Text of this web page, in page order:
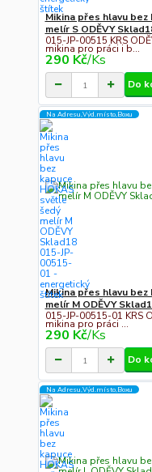
Mikina přes hlavu
melír S ODĚVY
015-JP-00515 KRS
mikina pro práci i b...
290 Kč/Ks
Do
Na Adresu,Výd.místo,Boxu
Mikina přes hlavu bez
melír M ODĚVY
015-JP-00515-01 KRS
mikina pro práci ...
290 Kč/Ks
Do
Na Adresu,Výd.místo,Boxu